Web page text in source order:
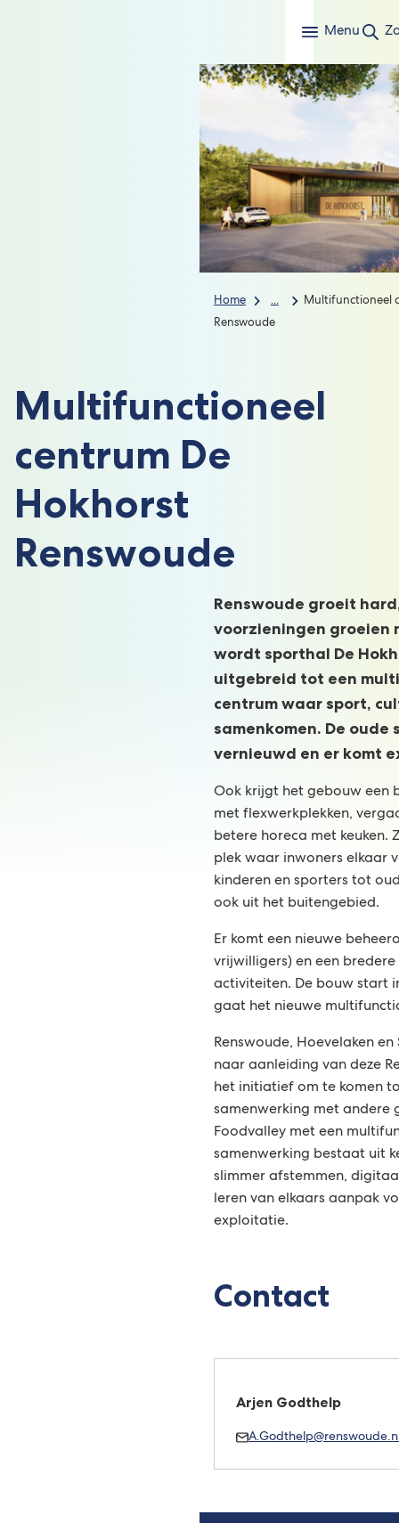
Menu
Home ...
Multifunctioneel
Renswoude
Multifunctioneel
centrum De
Hokhorst
Renswoude
Renswoude groeit
voorzieningen groeien
wordt sporthal De
uitgebreid tot een
centrum waar sport,
samenkomen. De
vernieuwd en er komt
Ook krijgt het gebouw een
met flexwerkplekken,
betere horeca met keuken.
plek waar inwoners elkaar
kinderen en sporters tot
ook uit het buitengebied.
Er komt een nieuwe
vrijwilligers) en een
activiteiten. De bouw start
gaat het nieuwe
Renswoude, Hoevelaken en
naar aanleiding van deze
het initiatief om te komen
samenwerking met andere
Foodvalley met een
samenwerking bestaat uit
slimmer afstemmen,
leren van elkaars aanpak
exploitatie.
Contact
Arjen Godthelp
Mail